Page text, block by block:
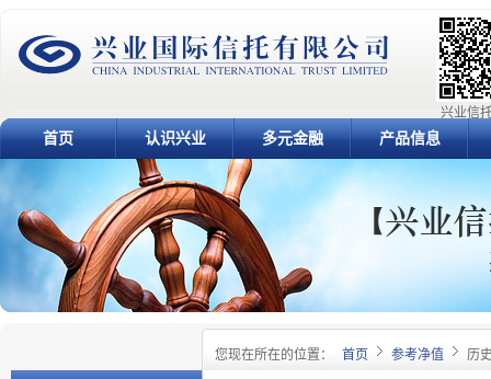
兴业信
首页 认识兴业 多元金融 产品信息
您现在所在的位置： 首页 参考净值 历